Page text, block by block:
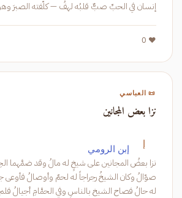
إنسان في الحبِّ صبٌّ قلبُه لهفُ — كلّفته الصبرَ
❤️ 0
📜 العباسي
نزا بعض المجانين
إ إبن الرومي
له حالُ فصاح الشيخ بالناسِ وفي الحمَّامِ أجيالُ فلم